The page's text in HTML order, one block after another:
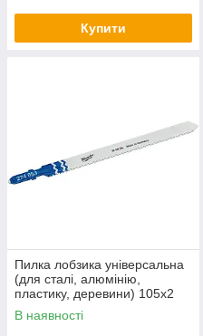
Купити
Пилка лобзика універсальна
(для сталі, алюмінію,
пластику, деревини) 105х2
мм Milwaukee
В наявності